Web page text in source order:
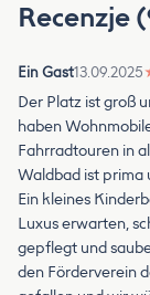
Recenzje
Ein Gast13.09.2025
Der Platz ist groß
haben
Fahrradtouren in
Waldbad ist prima
Ein kleines
Luxus erwarten,
gepflegt und
den Förderverein